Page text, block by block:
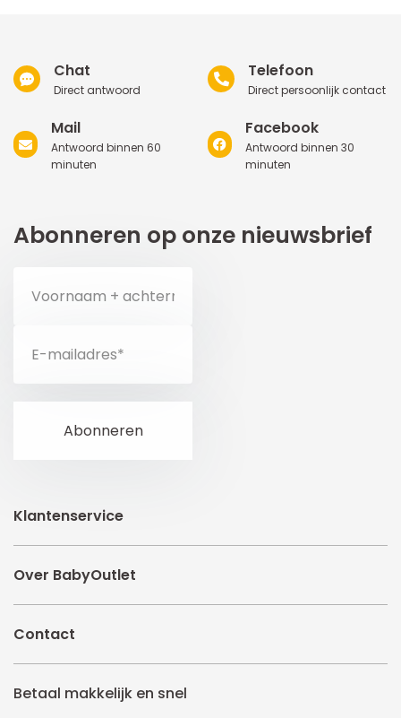
Chat
Direct antwoord
Telefoon
Direct persoonlijk contact
Mail
Antwoord binnen 60
minuten
Facebook
Antwoord binnen 30
minuten
Abonneren op onze nieuwsbrief
Klantenservice
Over BabyOutlet
Contact
Betaal makkelijk en snel